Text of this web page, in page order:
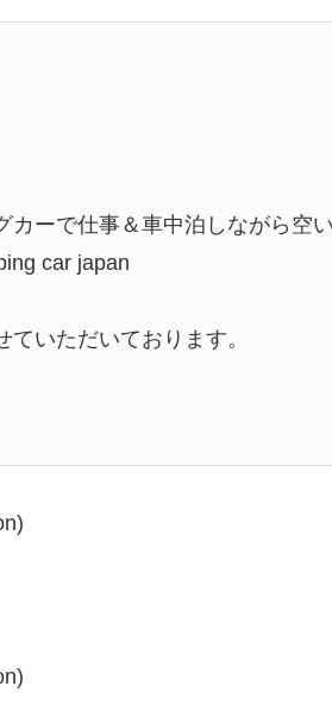
カーで仕事＆車中泊しながら空
car japan
いただいております。